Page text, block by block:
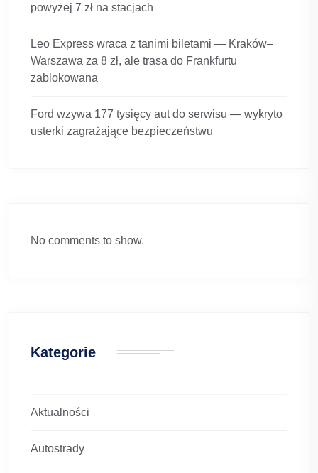
powyżej 7 zł na stacjach
Leo Express wraca z tanimi biletami — Kraków–
Warszawa za 8 zł, ale trasa do Frankfurtu
zablokowana
Ford wzywa 177 tysięcy aut do serwisu — wykryto
usterki zagrażające bezpieczeństwu
No comments to show.
Kategorie
Aktualności
Autostrady